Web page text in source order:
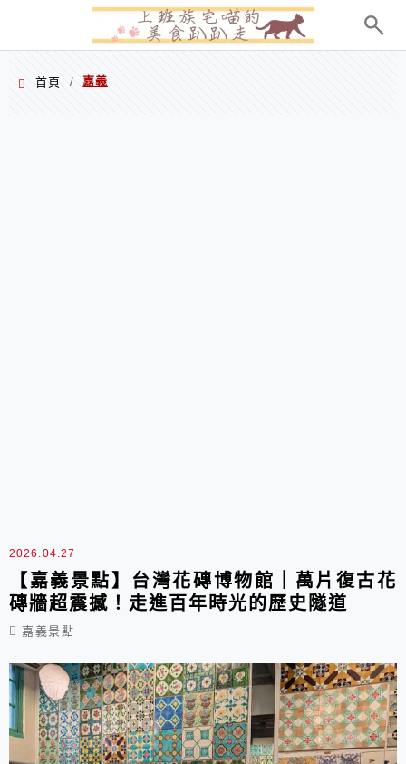
首頁 / 嘉義
2026.04.27
【嘉義景點】台灣花磚博物館｜萬片復古花
磚牆超震撼！走進百年時光的歷史隧道
嘉義景點